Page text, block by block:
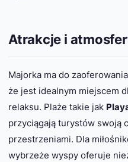
Atrakcje i
Majorka ma do
że jest idealnym miejscem
relaksu. Plaże takie jak
przyciągają turystów swoją
przestrzeniami. Dla
wybrzeże wyspy oferuje